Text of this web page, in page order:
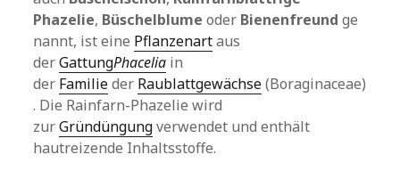
Phazelie, Büschelblume oder Bienenfreund ge
nannt, ist eine Pflanzenartaus
derGattungPhacelia in
der Familieder Raublattgewächse(Boraginaceae)
. Die Rainfarn-Phazelie wird
zurGründüngungverwendet und enthält
hautreizende Inhaltsstoffe.